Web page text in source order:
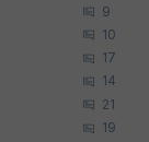
9
10
17
14
21
19